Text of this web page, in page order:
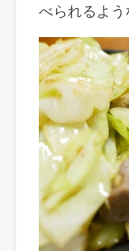
べられるよう